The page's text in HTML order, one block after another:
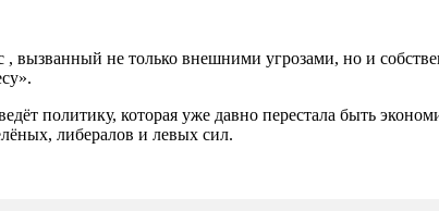
вызванный не только внешними угрозами, но и
политику, которая уже давно перестала быть
либералов и левых сил.